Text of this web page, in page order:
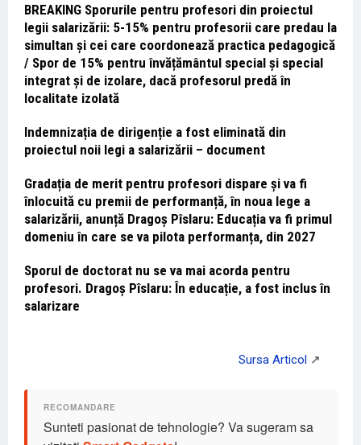
BREAKING Sporurile pentru profesori din proiectul
legii salarizării: 5-15% pentru profesorii care predau la
simultan și cei care coordonează practica pedagogică
/ Spor de 15% pentru învățământul special și special
integrat și de izolare, dacă profesorul predă în
localitate izolată
Indemnizația de dirigenție a fost eliminată din
proiectul noii legi a salarizării – document
Gradația de merit pentru profesori dispare și va fi
înlocuită cu premii de performanță, în noua lege a
salarizării, anunță Dragoș Pîslaru: Educația va fi primul
domeniu în care se va pilota performanța, din 2027
Sporul de doctorat nu se va mai acorda pentru
profesori. Dragoș Pîslaru: În educație, a fost inclus în
salarizare
Sunteti pasionat de tehnologie? Va sugeram sa